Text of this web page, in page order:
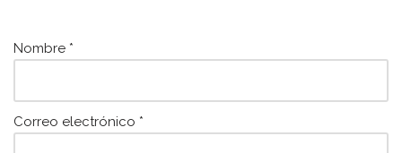
k
Nombre *
Correo electrónico *